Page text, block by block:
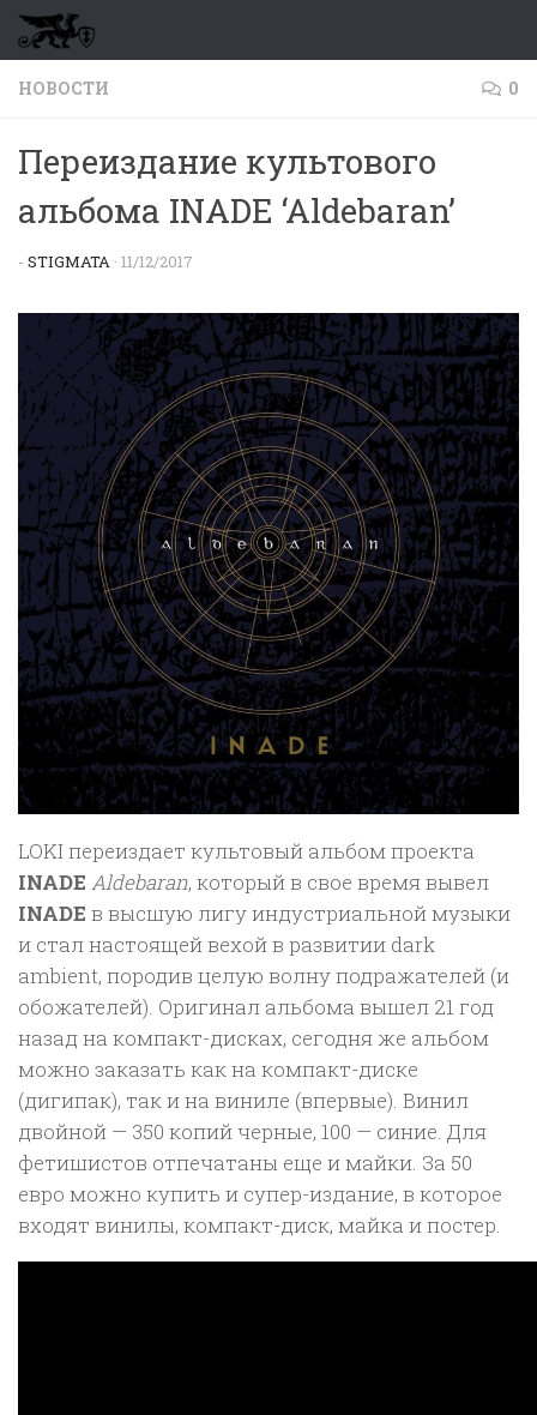
Перейти к содержимому
НОВОСТИ 0
Переиздание культового
альбома INADE ‘Aldebaran’
- STIGMATA · 11/12/2017
LOKI переиздает культовый альбом проекта
INADE Aldebaran, который в свое время вывел
INADE в высшую лигу индустриальной музыки
и стал настоящей вехой в развитии dark
ambient, породив целую волну подражателей (и
обожателей). Оригинал альбома вышел 21 год
назад на компакт-дисках, сегодня же альбом
можно заказать как на компакт-диске
(дигипак), так и на виниле (впервые). Винил
двойной — 350 копий черные, 100 — синие. Для
фетишистов отпечатаны еще и майки. За 50
евро можно купить и супер-издание, в которое
входят винилы, компакт-диск, майка и постер.